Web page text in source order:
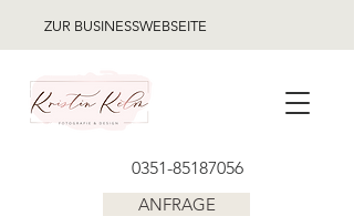
0351-85187056
ANFRAGE
ZUR BUSINESSWEBSEITE